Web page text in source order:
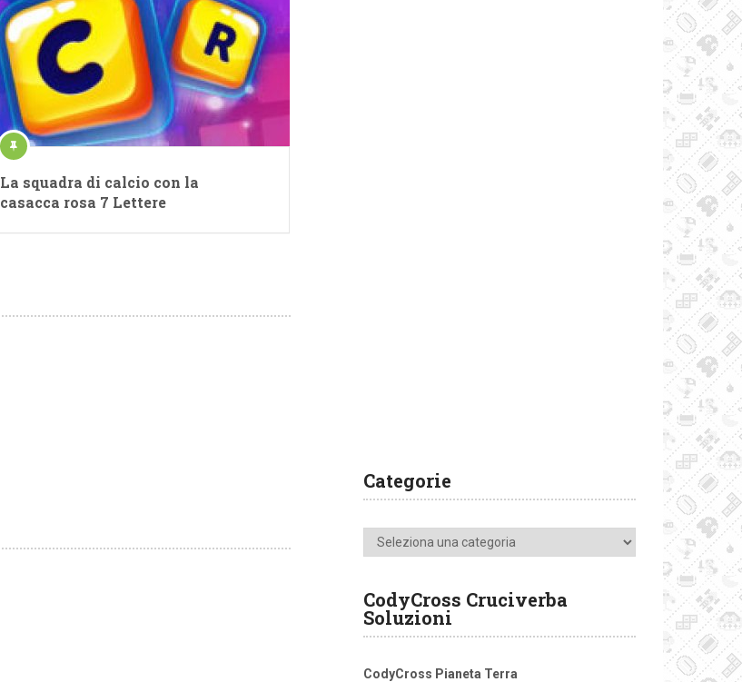
La squadra di calcio con la
casacca rosa 7 Lettere
Categorie
Categorie
CodyCross Cruciverba
Soluzioni
CodyCross Pianeta Terra